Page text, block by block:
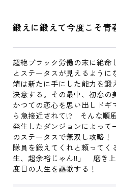
鍛えに鍛えて今度こそ青
超絶ブラック労働の末に絶
とステータスが見えるように
靖は新たに手にした能力を鍛
決意する。その最中、初恋の
かつての恋心を思い出しド
ら急接近されて!? そんな順
発生したダンジョンによって
のステータスで無双し攻略
隊員を鍛えてくれと頼ってく
生、超余裕じゃん!!」 磨き
度目の人生を謳歌する！